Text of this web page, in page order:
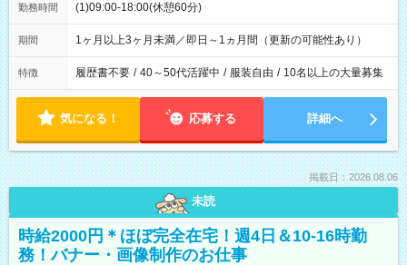
勤務時間 (1)09:00-18:00(休憩60分)
期間 1ヶ月以上3ヶ月未満／即日～1ヵ月間（更新の可能性あり）
特徴 履歴書不要 / 40～50代活躍中 / 服装自由 / 10名以上の大量募集
気になる！ 応募する 詳細へ
掲載日：2026.08.06
未読
時給2000円＊ほぼ完全在宅！週4日＆10-16時勤
務！バナー・画像制作のお仕事